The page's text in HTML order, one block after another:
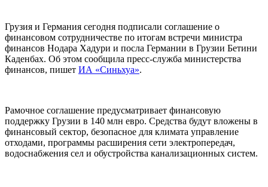
Грузия и Германия сегодня подписали соглашение о
финансовом сотрудничестве по итогам встречи министра
финансов Нодара Хадури и посла Германии в Грузии Бетини
Каденбах. Об этом сообщила пресс-служба министерства
финансов, пишет ИА «Синьхуа».
Рамочное соглашение предусматривает финансовую
поддержку Грузии в 140 млн евро. Средства будут вложены в
финансовый сектор, безопасное для климата управление
отходами, программы расширения сети электропередач,
водоснабжения сел и обустройства канализационных систем.